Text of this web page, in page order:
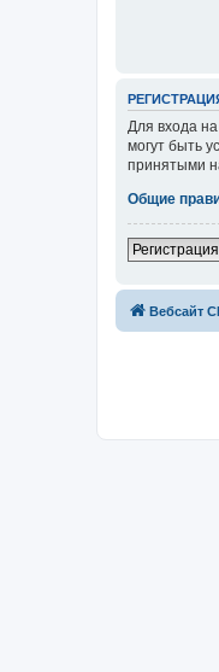
Для входа
могут быть
принятыми
Общие
Регистрация
Вебсайт